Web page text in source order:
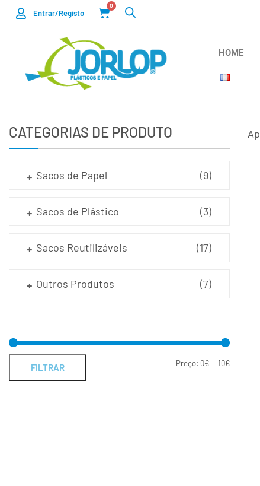
Entrar/Registo
0
HOME
CATEGORIAS DE PRODUTO
Sacos de Papel (9)
Sacos de Plástico (3)
Sacos Reutilizáveis (17)
Outros Produtos (7)
FILTRAR Preço: 0€—10€